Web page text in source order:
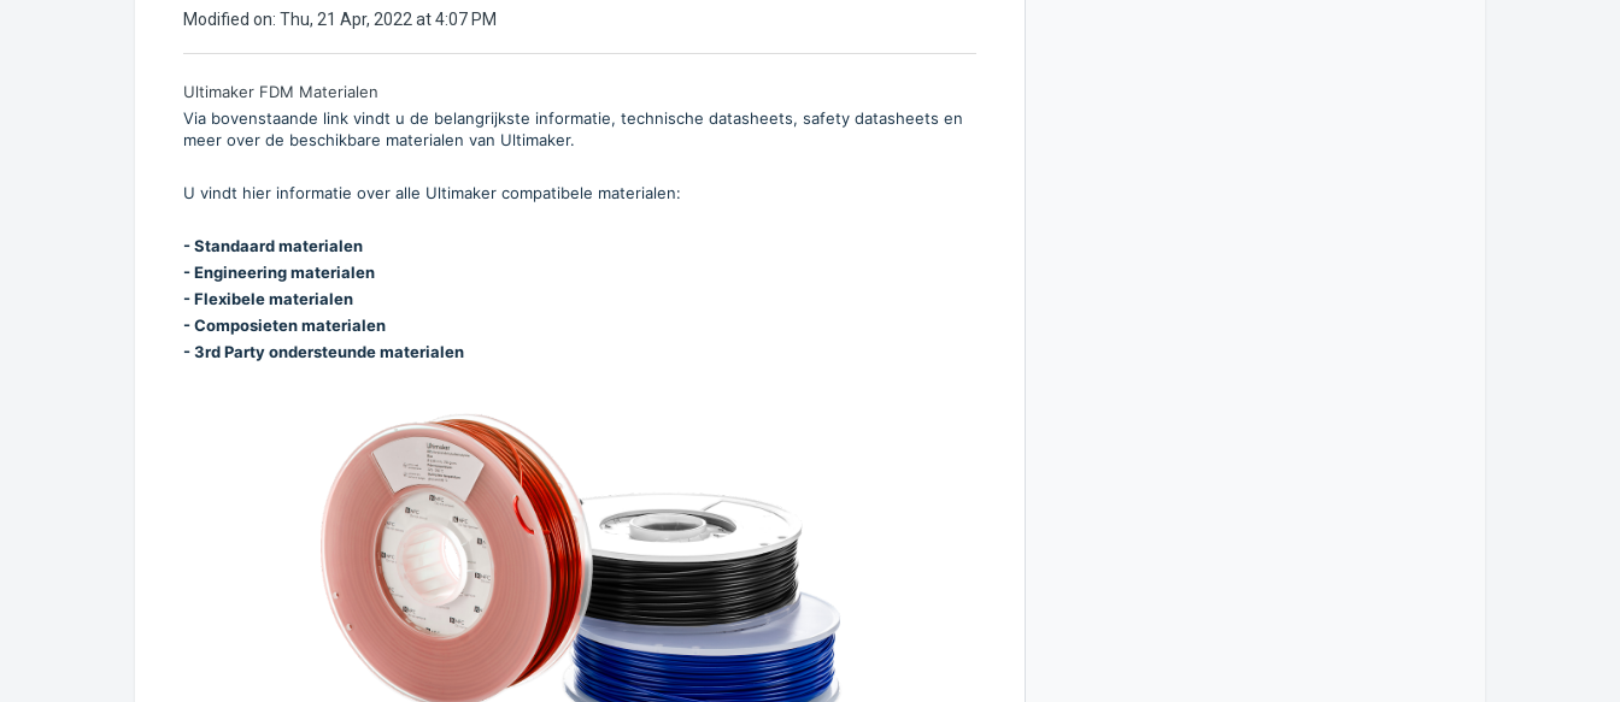
Modified on: Thu, 21 Apr, 2022 at 4:07 PM
Ultimaker FDM Materialen
Via bovenstaande link vindt u de belangrijkste informatie, technische datasheets, safety datasheets en
meer over de beschikbare materialen van Ultimaker.
U vindt hier informatie over alle Ultimaker compatibele materialen:
- Standaard materialen
- Engineering materialen
- Flexibele materialen
- Composieten materialen
- 3rd Party ondersteunde materialen